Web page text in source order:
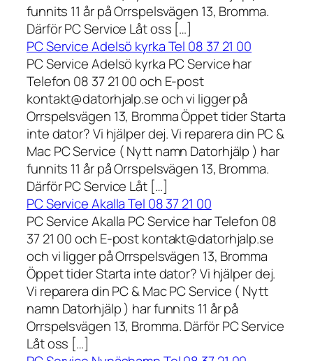
funnits 11 år på Orrspelsvägen 13, Bromma.
Därför PC Service Låt oss […]
PC Service Adelsö kyrka Tel 08 37 21 00
PC Service Adelsö kyrka PC Service har
Telefon 08 37 21 00 och E-post
kontakt@datorhjalp.se och vi ligger på
Orrspelsvägen 13, Bromma Öppet tider Starta
inte dator? Vi hjälper dej. Vi reparera din PC &
Mac PC Service ( Nytt namn Datorhjälp ) har
funnits 11 år på Orrspelsvägen 13, Bromma.
Därför PC Service Låt […]
PC Service Akalla Tel 08 37 21 00
PC Service Akalla PC Service har Telefon 08
37 21 00 och E-post kontakt@datorhjalp.se
och vi ligger på Orrspelsvägen 13, Bromma
Öppet tider Starta inte dator? Vi hjälper dej.
Vi reparera din PC & Mac PC Service ( Nytt
namn Datorhjälp ) har funnits 11 år på
Orrspelsvägen 13, Bromma. Därför PC Service
Låt oss […]